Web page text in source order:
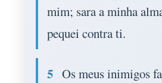
mim; sara a minha
pequei contra ti.
5 Os meus inimigos